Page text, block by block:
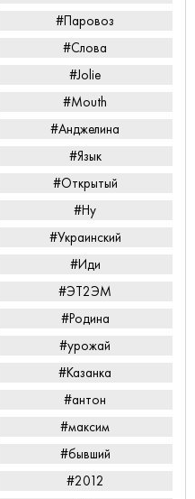
#Паровоз
#Слова
#Jolie
#Mouth
#Анджелина
#Язык
#Открытый
#Ну
#Украинский
#Иди
#ЭТ2ЭМ
#Родина
#урожай
#Казанка
#антон
#максим
#бывший
#2012